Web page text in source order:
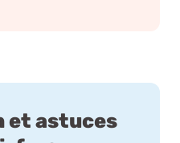
et astuces